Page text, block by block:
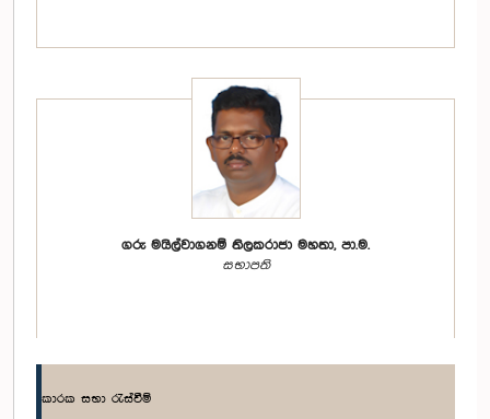
ගරු මයිල්වාගනම් තිලකරාජා මහතා, පා.ම.
සභාපති
කාරක සභා රැස්වීම්